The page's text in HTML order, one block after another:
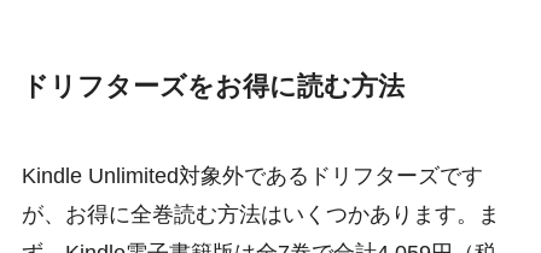
ドリフターズをお得に読む方法
Kindle Unlimited対象外であるドリフターズです
が、お得に全巻読む方法はいくつかあります。ま